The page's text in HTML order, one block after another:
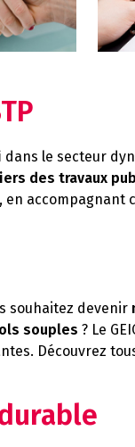
dans le secteur
des travaux
, en accompagnant
souhaitez devenir
souples ? Le
Découvrez